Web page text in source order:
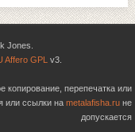
Jones.
Affero GPL v3.
перепечатка или
или ссылки на metalafisha.ru не
допускается